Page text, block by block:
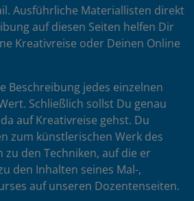
Ausführliche Materiallisten direkt
auf diesen Seiten helfen Dir
Kreativreise oder Deinen Online
Beschreibung jedes einzelnen
Schließlich sollst Du genau
auf Kreativreise gehst. Du
zum künstlerischen Werk des
zu den Techniken, auf die er
den Inhalten seines Mal-,
auf unseren Dozentenseiten.